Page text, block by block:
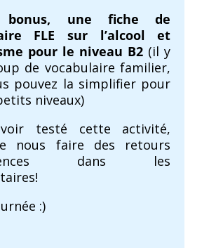
une fiche de
FLE sur l’alcool et
pour le niveau B2 (il y
de vocabulaire familier,
pouvez la simplifier pour
niveaux)
testé cette activité,
nous faire des retours
dans les
:)